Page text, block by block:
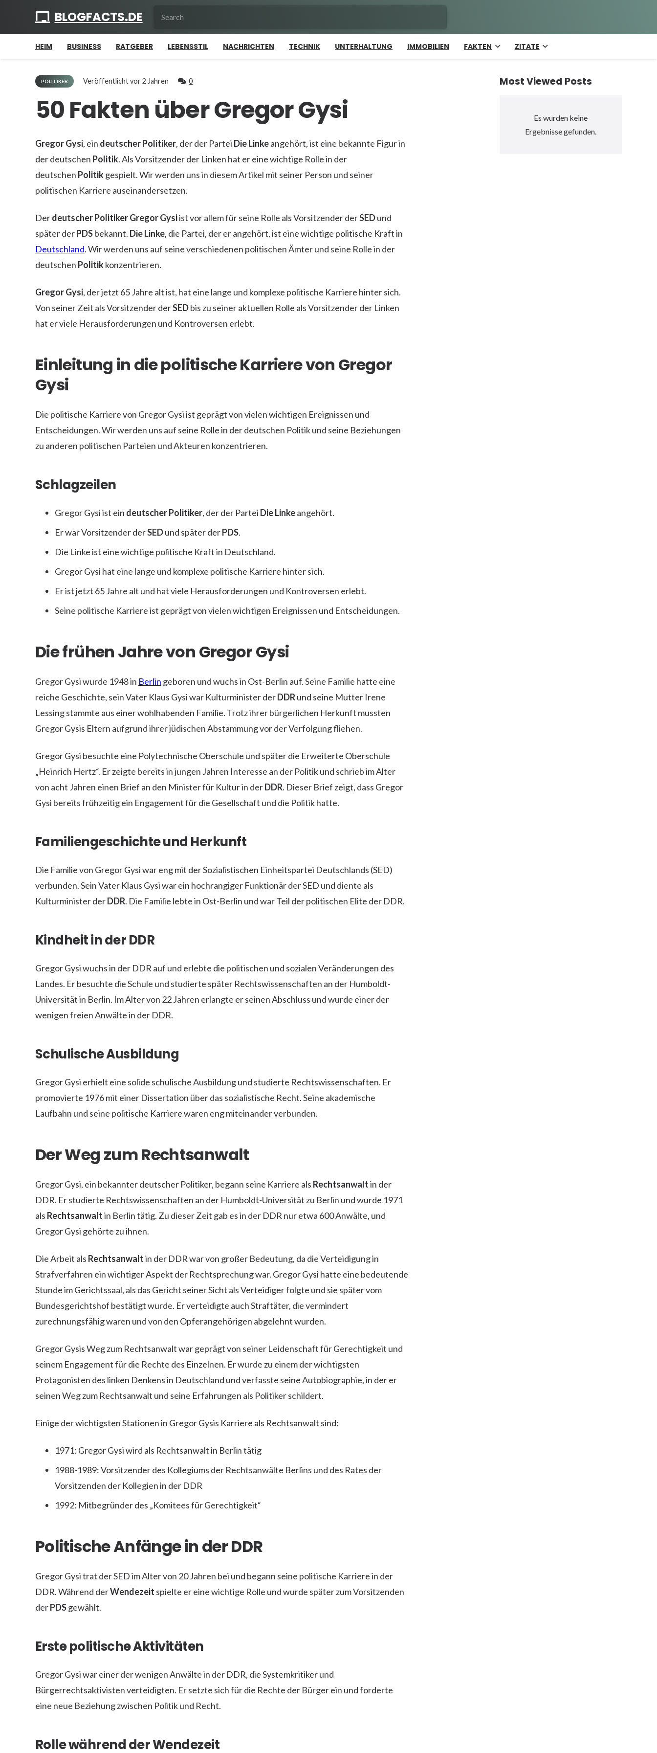
BLOGFACTS.DE
HEIM BUSINESS RATGEBER LEBENSSTIL NACHRICHTEN TECHNIK UNTERHALTUNG IMMOBILIEN FAKTEN ZITATE
POLITIKER Veröffentlichtvor 2 Jahren 0
50 Fakten über Gregor Gysi
Gregor Gysi, ein deutscher Politiker, der der Partei Die Linkeangehört, ist eine bekannte Figur in
der deutschen Politik. Als Vorsitzender der Linken hat er eine wichtige Rolle in der
deutschen Politikgespielt. Wir werden uns in diesem Artikel mit seiner Person und seiner
politischen Karriere auseinandersetzen.
Derdeutscher PolitikerGregor Gysiist vor allem für seine Rolle als Vorsitzender derSEDund
später derPDSbekannt. Die Linke, die Partei, der er angehört, ist eine wichtige politische Kraft in
Deutschland. Wir werden uns auf seine verschiedenen politischen Ämter und seine Rolle in der
deutschen Politikkonzentrieren.
Gregor Gysi, der jetzt 65 Jahre alt ist, hat eine lange und komplexe politische Karriere hinter sich.
Von seiner Zeit als Vorsitzender derSEDbis zu seiner aktuellen Rolle als Vorsitzender der Linken
hat er viele Herausforderungen und Kontroversen erlebt.
Einleitung in die politische Karriere von Gregor
Gysi
Die politische Karriere von Gregor Gysi ist geprägt von vielen wichtigen Ereignissen und
Entscheidungen. Wir werden uns auf seine Rolle in der deutschen Politik und seine Beziehungen
zu anderen politischen Parteien und Akteuren konzentrieren.
Schlagzeilen
Gregor Gysi ist ein deutscher Politiker, der der Partei Die Linkeangehört.
Er war Vorsitzender derSEDund später derPDS.
Die Linke ist eine wichtige politische Kraft in Deutschland.
Gregor Gysi hat eine lange und komplexe politische Karriere hinter sich.
Er ist jetzt 65 Jahre alt und hat viele Herausforderungen und Kontroversen erlebt.
Seine politische Karriere ist geprägt von vielen wichtigen Ereignissen und Entscheidungen.
Die frühen Jahre von Gregor Gysi
Gregor Gysi wurde 1948 in Berlin geboren und wuchs in Ost-Berlin auf. Seine Familie hatte eine
reiche Geschichte, sein Vater Klaus Gysi war Kulturminister derDDRund seine Mutter Irene
Lessing stammte aus einer wohlhabenden Familie. Trotz ihrer bürgerlichen Herkunft mussten
Gregor Gysis Eltern aufgrund ihrer jüdischen Abstammung vor der Verfolgung fliehen.
Gregor Gysi besuchte eine Polytechnische Oberschule und später die Erweiterte Oberschule
„Heinrich Hertz“. Er zeigte bereits in jungen Jahren Interesse an der Politik und schrieb im Alter
von acht Jahren einen Brief an den Minister für Kultur in derDDR. Dieser Brief zeigt, dass Gregor
Gysi bereits frühzeitig ein Engagement für die Gesellschaft und die Politik hatte.
Familiengeschichte und Herkunft
Die Familie von Gregor Gysi war eng mit der Sozialistischen Einheitspartei Deutschlands (SED)
verbunden. Sein Vater Klaus Gysi war ein hochrangiger Funktionär der SED und diente als
Kulturminister derDDR. Die Familie lebte in Ost-Berlin und war Teil der politischen Elite der DDR.
Kindheit in der DDR
Gregor Gysi wuchs in der DDR auf und erlebte die politischen und sozialen Veränderungen des
Landes. Er besuchte die Schule und studierte später Rechtswissenschaften an der Humboldt-
Universität in Berlin. Im Alter von 22 Jahren erlangte er seinen Abschluss und wurde einer der
wenigen freien Anwälte in der DDR.
Schulische Ausbildung
Gregor Gysi erhielt eine solide schulische Ausbildung und studierte Rechtswissenschaften. Er
promovierte 1976 mit einer Dissertation über das sozialistische Recht. Seine akademische
Laufbahn und seine politische Karriere waren eng miteinander verbunden.
Der Weg zum Rechtsanwalt
Gregor Gysi, ein bekannter deutscher Politiker, begann seine Karriere als Rechtsanwaltin der
DDR. Er studierte Rechtswissenschaften an der Humboldt-Universität zu Berlin und wurde 1971
als Rechtsanwaltin Berlin tätig. Zu dieser Zeit gab es in der DDR nur etwa 600 Anwälte, und
Gregor Gysi gehörte zu ihnen.
Die Arbeit als Rechtsanwaltin der DDR war von großer Bedeutung, da die Verteidigung in
Strafverfahren ein wichtiger Aspekt der Rechtsprechung war. Gregor Gysi hatte eine bedeutende
Stunde im Gerichtssaal, als das Gericht seiner Sicht als Verteidiger folgte und sie später vom
Bundesgerichtshof bestätigt wurde. Er verteidigte auch Straftäter, die vermindert
zurechnungsfähig waren und von den Opferangehörigen abgelehnt wurden.
Gregor Gysis Weg zum Rechtsanwalt war geprägt von seiner Leidenschaft für Gerechtigkeit und
seinem Engagement für die Rechte des Einzelnen. Er wurde zu einem der wichtigsten
Protagonisten des linken Denkens in Deutschland und verfasste seine Autobiographie, in der er
seinen Weg zum Rechtsanwalt und seine Erfahrungen als Politiker schildert.
Einige der wichtigsten Stationen in Gregor Gysis Karriere als Rechtsanwalt sind:
1971: Gregor Gysi wird als Rechtsanwalt in Berlin tätig
1988-1989: Vorsitzender des Kollegiums der Rechtsanwälte Berlins und des Rates der
Vorsitzenden der Kollegien in der DDR
1992: Mitbegründer des „Komitees für Gerechtigkeit“
Politische Anfänge in der DDR
Gregor Gysi trat der SED im Alter von 20 Jahren bei und begann seine politische Karriere in der
DDR. Während derWendezeit spielte er eine wichtige Rolle und wurde später zum Vorsitzenden
derPDSgewählt.
Erste politische Aktivitäten
Gregor Gysi war einer der wenigen Anwälte in der DDR, die Systemkritiker und
Bürgerrechtsaktivisten verteidigten. Er setzte sich für die Rechte der Bürger ein und forderte
eine neue Beziehung zwischen Politik und Recht.
Rolle während der Wendezeit
Most Viewed Posts
Es wurden keine
Ergebnisse gefunden.